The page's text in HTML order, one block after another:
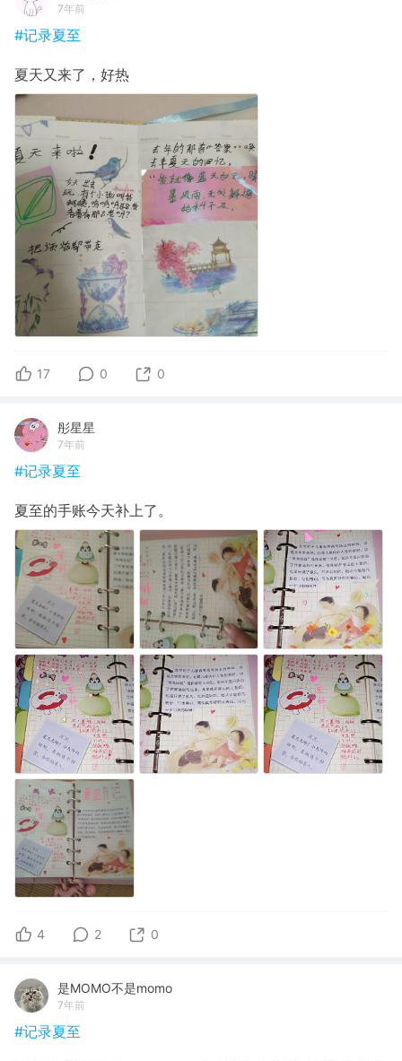
7年前
#记录夏至
夏天又来了，好热
17 0 0
彤星星
7年前
#记录夏至
夏至的手账今天补上了。
4 2 0
是MOMO不是momo
7年前
#记录夏至